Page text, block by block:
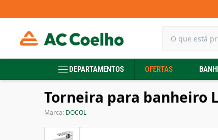
DEPARTAMENTOS OFERTAS
Torneira para banheiro
Marca: DOCOL